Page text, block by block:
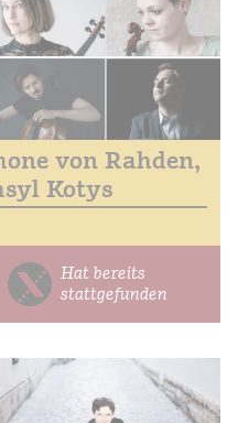
von Rahden,
Kotys
Hat bereits
stattgefunden